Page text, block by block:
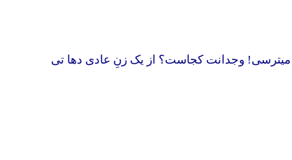
میترسی! وجدانت کجاست؟ از یک زنِ عادی دها تی